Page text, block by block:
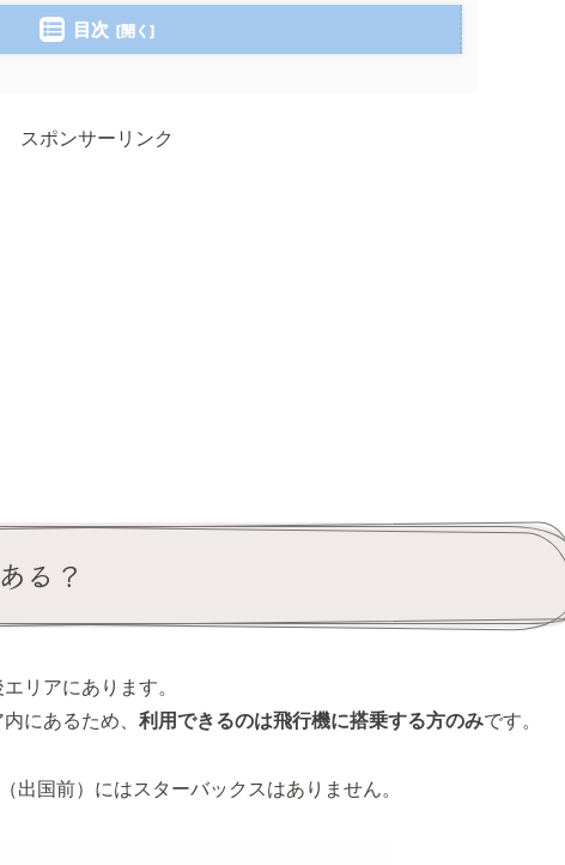
目次
スポンサーリンク
る？
リアにあります。
にあるため、 利用できるのは飛行機に搭乗する方のみです。
出国前）にはスターバックスはありません。